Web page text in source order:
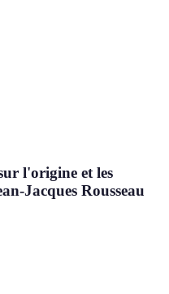
l'origine et les
Jacques Rousseau